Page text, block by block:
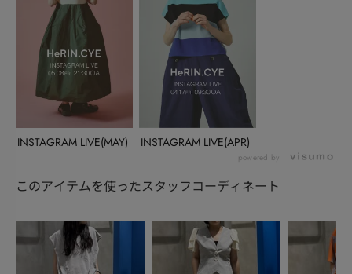
INSTAGRAM LIVE(MAY) INSTAGRAM LIVE(APR)
powered by
このアイテムを使ったスタッフコーディネート